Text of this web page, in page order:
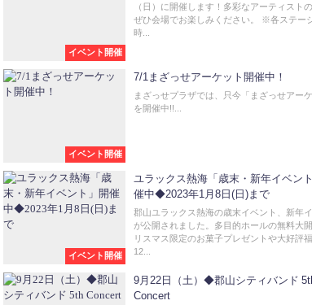
イベント開催
（日）に開催します！多彩なアーティスト
ぜひ会場でお楽しみください。 ※各ステー
時...
イベント開催
7/1まざっせアーケット開催中！
まざっせプラザでは、只今「まざっせアーケ
を開催中!!...
イベント開催
ユラックス熱海「歳末・新年イベン
催中◆2023年1月8日(日)まで
郡山ユラックス熱海の歳末イベント、新年
が公開されました。多目的ホールの無料大
リスマス限定のお菓子プレゼントや大好評
12...
9月22日（土）◆郡山シティバンド
Concert